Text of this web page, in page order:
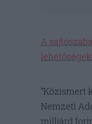
A
“Közismert
Nemzeti
milliárd